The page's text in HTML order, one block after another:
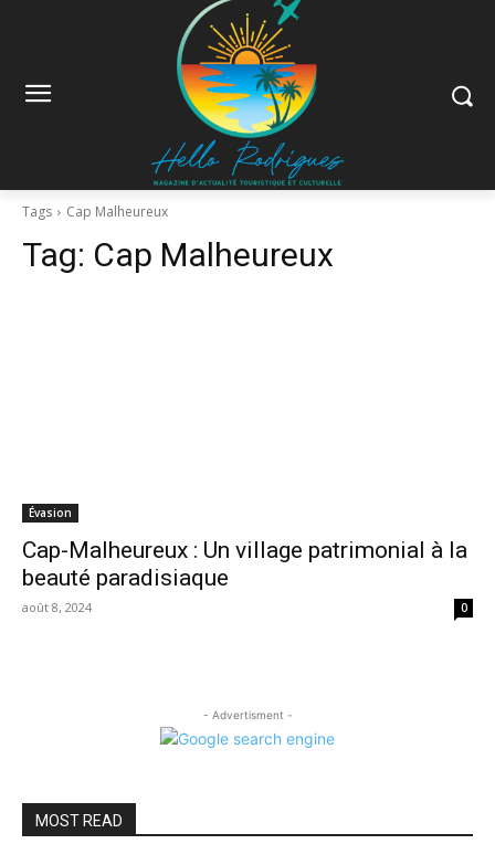
Tags Cap Malheureux
Tag: Cap Malheureux
Évasion
Cap-Malheureux : Un village patrimonial à la
beauté paradisiaque
août 8, 2024 0
- Advertisment -
MOST READ